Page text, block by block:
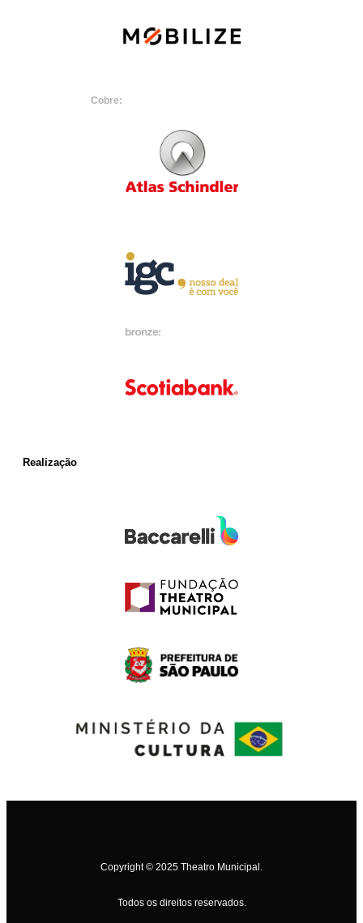
Cobre:
Realização
Copyright © 2025 Theatro Municipal.
Todos os direitos reservados.